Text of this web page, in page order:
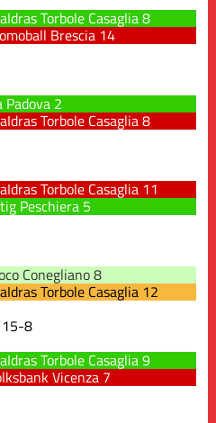
Idras Torbole Casaglia8
Brescia 14
Padova 2
Idras Torbole Casaglia8
Idras Torbole Casaglia 11
Peschiera 5
Conegliano8
Idras Torbole Casaglia 12
15-8
Idras Torbole Casaglia9
Vicenza 7